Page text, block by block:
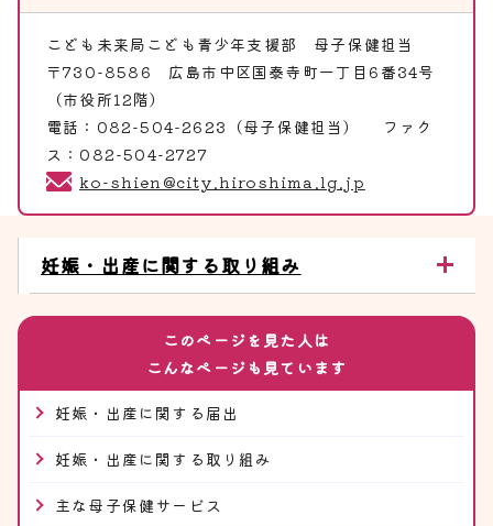
こども未来局こども青少年支援部 母子保健担当
〒730-8586 広島市中区国泰寺町一丁目6番34号
（市役所12階）
電話：082-504-2623（母子保健担当） ファク
ス：082-504-2727
ko-shien@city.hiroshima.lg.jp
妊娠・出産に関する取り組み
このページを見た人は
こんなページも見ています
妊娠・出産に関する届出
妊娠・出産に関する取り組み
主な母子保健サービス